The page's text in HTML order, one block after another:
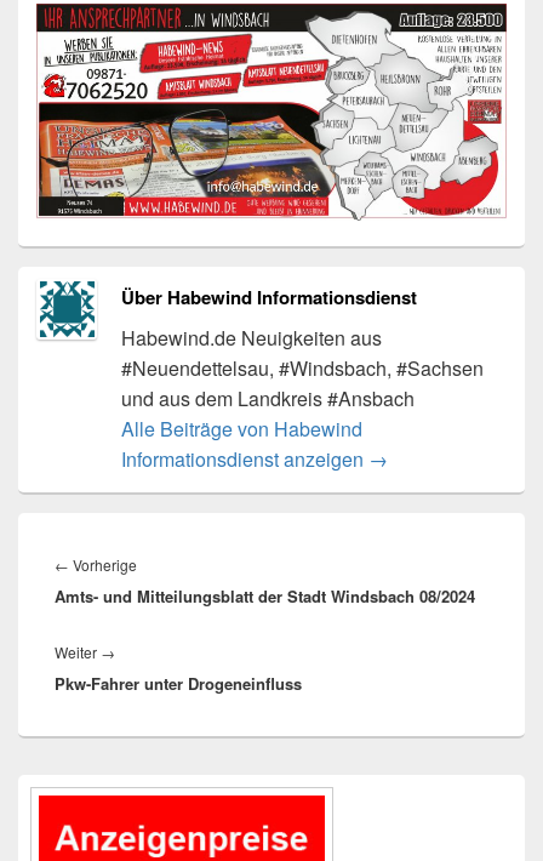
Über Habewind Informationsdienst
Habewind.de Neuigkeiten aus
#Neuendettelsau, #Windsbach, #Sachsen
und aus dem Landkreis #Ansbach
Alle Beiträge von Habewind
Informationsdienst anzeigen →
← Vorherige
Beitrag:
Amts- und Mitteilungsblatt der Stadt Windsbach 08/2024
Weiter →
Beitrag:
Pkw-Fahrer unter Drogeneinfluss
Primärer
Widgetbereich